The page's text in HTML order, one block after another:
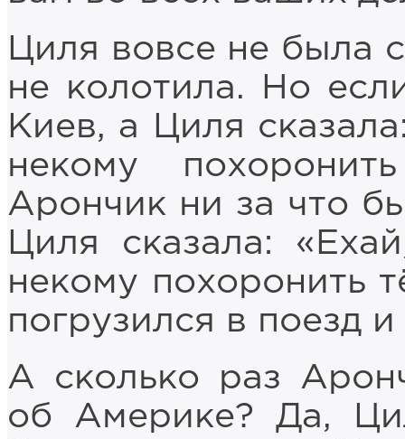
Циля вовсе не была
не колотила. Но
Киев, а Циля
некому
Арончик ни за что
Циля сказала:
некому похоронить
погрузился в поезд
А сколько раз
об Америке? Да,